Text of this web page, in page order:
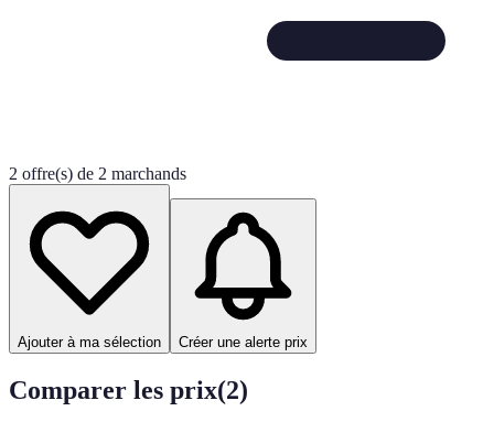
2 offre(s) de 2 marchands
Ajouter à ma sélection Créer une alerte prix
Comparer les prix(2)